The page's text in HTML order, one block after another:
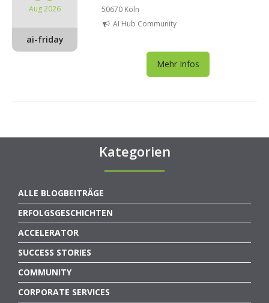
Aug 2026
ai-friday
50670 Köln
AI Hub Community
Mehr Infos
Kategorien
ALLE BLOGBEITRÄGE
ERFOLGSGESCHICHTEN
ACCELERATOR
SUCCESS STORIES
COMMUNITY
CORPORATE SERVICES